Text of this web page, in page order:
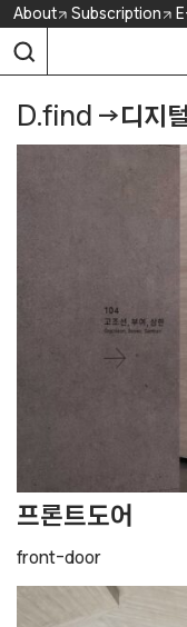
Skip
content
About Subscription
D.find →디지
프론트도어
front-door